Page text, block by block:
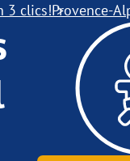
3 clics!Provence-